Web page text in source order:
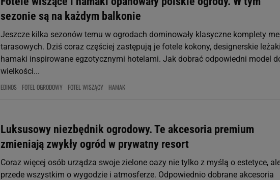
sezonie są na każdym balkonie
Jeszcze kilka sezonów temu w ogrodach dominowały klasyczne komplety
tarasowych. Dziś coraz częściej zastępują je fotele kokony, designerskie
hamaki inspirowane egzotycznymi hotelami. Jak dobrać odpowiedni model
wielkości...
EDINOS FOTEL OGRODOWY FOTEL WISZĄCY HAMAK
Luksusowy niezbędnik ogrodowy. Te akcesoria premium
zmieniają zwykły ogród w prywatny resort
Coraz więcej osób urządza swoje zielone oazy nie tylko z myślą o estetyce,
przede wszystkim o wygodzie i atmosferze. Odpowiednio dobrane akcesoria